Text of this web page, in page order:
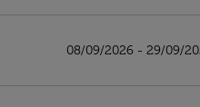
08/09/2026 - 29/09/